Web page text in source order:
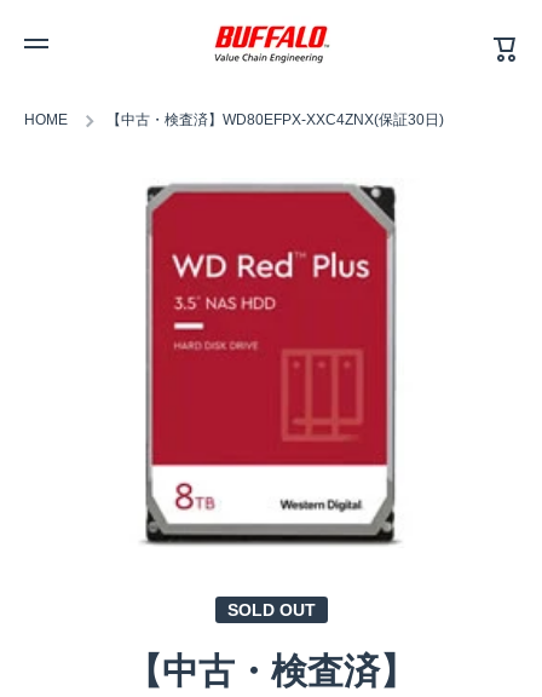
ー
ト
HOME 【中古・検査済】WD80EFPX-XXC4ZNX(保証30日)
商品情報へスキップ
SOLD OUT
【中古・検査済】